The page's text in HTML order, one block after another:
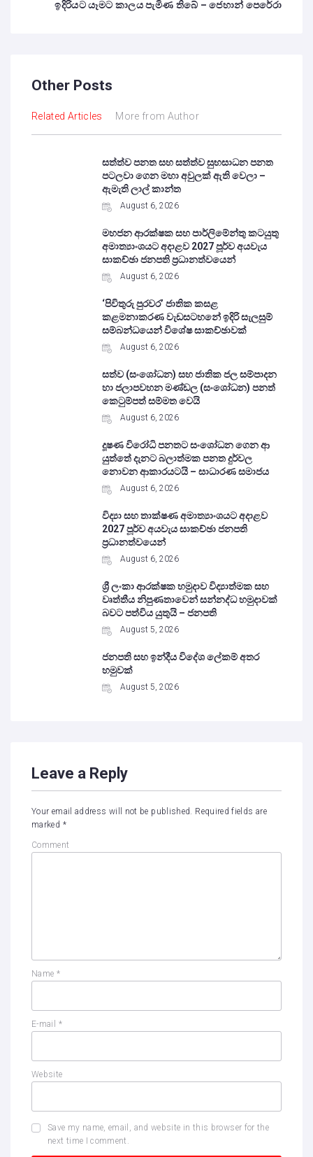
ඉදිරියට යෑමට කාලය පැමිණ තිබේ – ජෙහාන් පෙරේරා
Other Posts
Related Articles More from Author
සත්ත්ව පනත සහ සත්ත්ව සුභසාධන පනත
පටලවා ගෙන මහා අවුලක් ඇති වෙලා –
ඇමැති ලාල් කාන්ත
August 6, 2026
මහජන ආරක්ෂක සහ පාර්ලිමේන්තු කටයුතු
අමාත්‍යාංශයට අදාළව 2027 පූර්ව අයවැය
සාකච්ඡා ජනපති ප්‍රධානත්වයෙන්
August 6, 2026
‘පිවිතුරු පුරවර’ ජාතික කසළ
කළමනාකරණ වැඩසටහනේ ඉදිරි සැලසුම්
සම්බන්ධයෙන් විශේෂ සාකච්ඡාවක්
August 6, 2026
සත්ව (සංශෝධන) සහ ජාතික ජල සම්පාදන
හා ජලාපවහන මණ්ඩල (සංශෝධන) පනත්
කෙටුම්පත් සම්මත වෙයි
August 6, 2026
දූෂණ විරෝධි පනතට සංශෝධන ගෙන ආ
යුත්තේ දැනට බලාත්මක පනත දුර්වල
නොවන ආකාරයටයි – සාධාරණ සමාජය
August 6, 2026
විද්‍යා සහ තාක්ෂණ අමාත්‍යාංශයට අදාළව
2027 පූර්ව අයවැය සාකච්ඡා ජනපති
ප්‍රධානත්වයෙන්
August 6, 2026
ශ්‍රී ලංකා ආරක්ෂක හමුදාව විද්‍යාත්මක සහ
වෘත්තීය නිපුණතාවෙන් සන්නද්ධ හමුදාවක්
බවට පත්විය යුතුයි – ජනපති
August 5, 2026
ජනපති සහ ඉන්දීය විදේශ ලේකම් අතර
හමුවක්
August 5, 2026
Leave a Reply
Your email address will not be published. Required fields are
marked *
Comment
Name *
E-mail *
Website
Save my name, email, and website in this browser for the
next time I comment.